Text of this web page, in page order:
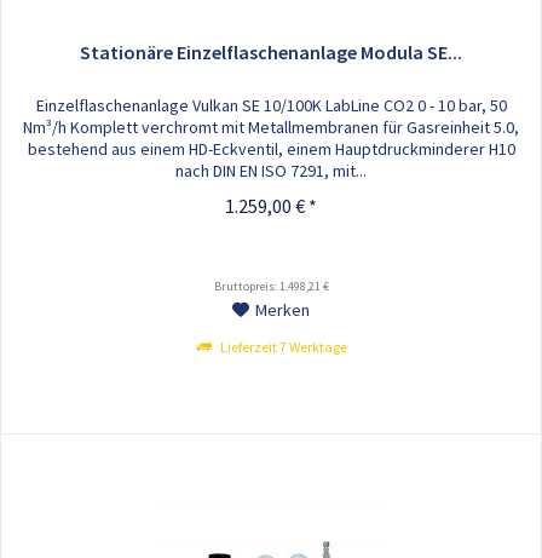
Stationäre Einzelflaschenanlage Modula SE...
Einzelflaschenanlage Vulkan SE 10/100K LabLine CO2 0 - 10 bar, 50
Nm³/h Komplett verchromt mit Metallmembranen für Gasreinheit 5.0,
bestehend aus einem HD-Eckventil, einem Hauptdruckminderer H10
nach DIN EN ISO 7291, mit...
1.259,00 € *
Bruttopreis: 1.498,21 €
Merken
Lieferzeit 7 Werktage